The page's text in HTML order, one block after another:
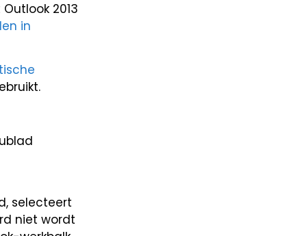
2013
in
selecteert
niet wordt